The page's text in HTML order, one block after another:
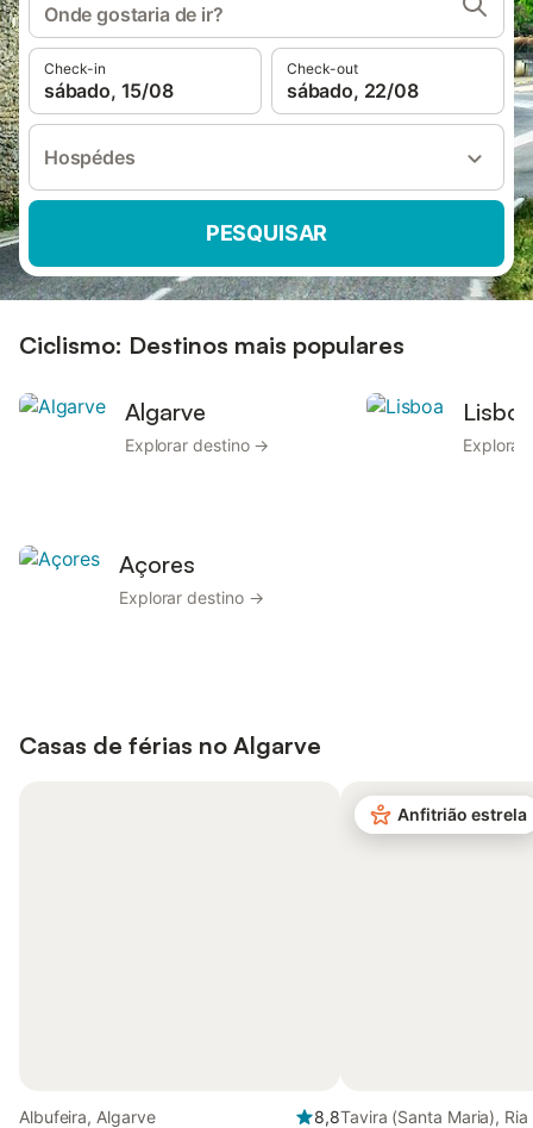
Onde gostaria de ir?
Check-in
sábado, 15/08
Check-out
sábado, 22/08
Hospédes
PESQUISAR
Ciclismo: Destinos mais populares
Algarve
Explorar destino →
Lisboa
Açores
Explorar destino →
Casas de férias no Algarve
Albufeira, Algarve
8,8
Anfitrião estrela
Tavira (Santa Maria), Ria